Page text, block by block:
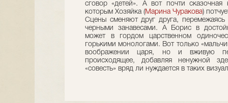
сговор «детей». А вот почти
которым Хозяйка (Марина Чуракова)
Сцены сменяют друг друга, перемежаясь
черными занавесами. А Борис в
может в гордом царственном
горькими монологами. Вот только
воображении царя, но и вживую
происходящее, добавляя ненужной
«совесть» вряд ли нуждается в таких